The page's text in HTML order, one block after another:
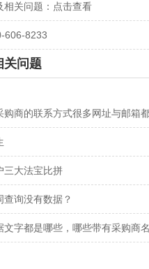
关问题： 点击查看
606-8233
关问题
购商的联系方式很多网址与邮箱
三大法宝比拼
询没有数据？
字都是哪些，哪些带有采购商